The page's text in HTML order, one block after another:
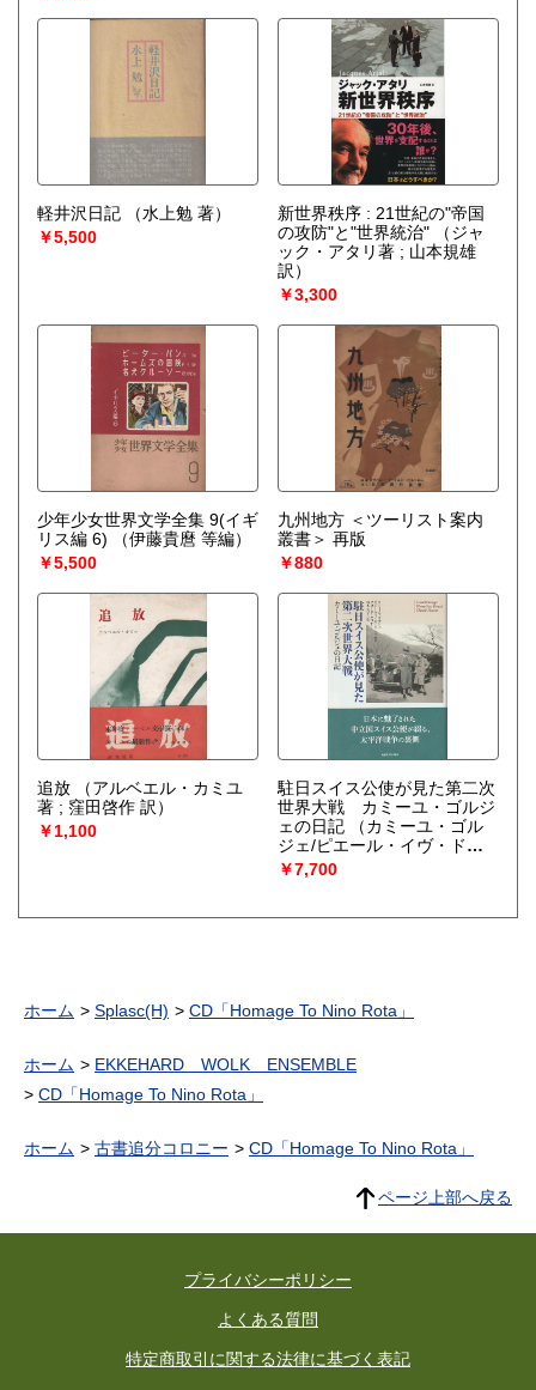
軽井沢日記
（水上勉 著）
￥5,500
新世界秩序 : 21世紀の"帝国
の攻防"と"世界統治"
（ジャ
ック・アタリ著 ; 山本規雄
訳）
￥3,300
少年少女世界文学全集 9(イギ
リス編 6)
（伊藤貴麿 等編）
￥5,500
九州地方 ＜ツーリスト案内
叢書＞ 再版
￥880
追放
（アルベエル・カミユ
著 ; 窪田啓作 訳）
￥1,100
駐日スイス公使が見た第二次
世界大戦 カミーユ・ゴルジ
ェの日記
（カミーユ・ゴル
ジェ/ピエール・イヴ・ドン
ゼ/クロード・ハウザー/鈴木
光子・訳）
￥7,700
ホーム Splasc(H) CD「Homage To Nino Rota」
ホーム
EKKEHARD WOLK ENSEMBLE
CD「Homage To Nino Rota」
ホーム 古書追分コロニー CD「Homage To Nino Rota」
ページ上部へ戻る
プライバシーポリシー
よくある質問
特定商取引に関する法律に基づく表記